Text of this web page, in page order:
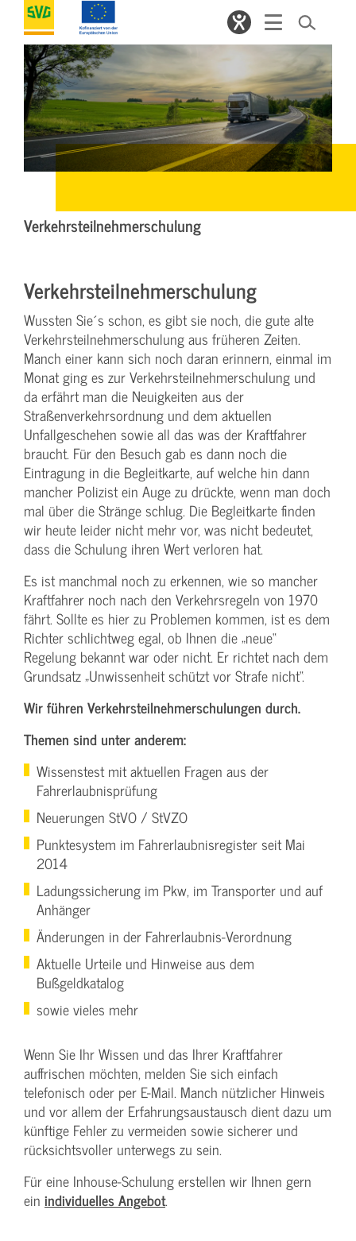
Verkehrsteilnehmerschulung
Verkehrsteilnehmerschulung
Wussten Sie´s schon, es gibt sie noch, die gute alte
Verkehrsteilnehmerschulung aus früheren Zeiten.
Manch einer kann sich noch daran erinnern, einmal im
Monat ging es zur Verkehrsteilnehmerschulung und
da erfährt man die Neuigkeiten aus der
Straßenverkehrsordnung und dem aktuellen
Unfallgeschehen sowie all das was der Kraftfahrer
braucht. Für den Besuch gab es dann noch die
Eintragung in die Begleitkarte, auf welche hin dann
mancher Polizist ein Auge zu drückte, wenn man doch
mal über die Stränge schlug. Die Begleitkarte finden
wir heute leider nicht mehr vor, was nicht bedeutet,
dass die Schulung ihren Wert verloren hat.
Es ist manchmal noch zu erkennen, wie so mancher
Kraftfahrer noch nach den Verkehrsregeln von 1970
fährt. Sollte es hier zu Problemen kommen, ist es dem
Richter schlichtweg egal, ob Ihnen die „neue“
Regelung bekannt war oder nicht. Er richtet nach dem
Grundsatz „Unwissenheit schützt vor Strafe nicht“.
Wir führen Verkehrsteilnehmerschulungen durch.
Themen sind unter anderem:
Wissenstest mit aktuellen Fragen aus der
Fahrerlaubnisprüfung
Neuerungen StVO / StVZO
Punktesystem im Fahrerlaubnisregister seit Mai
2014
Ladungssicherung im Pkw, im Transporter und auf
Anhänger
Änderungen in der Fahrerlaubnis-Verordnung
Aktuelle Urteile und Hinweise aus dem
Bußgeldkatalog
sowie vieles mehr
Wenn Sie Ihr Wissen und das Ihrer Kraftfahrer
auffrischen möchten, melden Sie sich einfach
telefonisch oder per E-Mail. Manch nützlicher Hinweis
und vor allem der Erfahrungsaustausch dient dazu um
künftige Fehler zu vermeiden sowie sicherer und
rücksichtsvoller unterwegs zu sein.
Für eine Inhouse-Schulung erstellen wir Ihnen gern
ein individuelles Angebot.